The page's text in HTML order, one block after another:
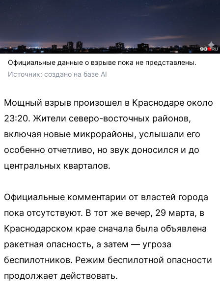
Официальные данные о взрыве пока не представлены.
Источник: создано на базе AI
Мощный взрыв произошел в Краснодаре около
23:20. Жители северо-восточных районов,
включая новые микрорайоны, услышали его
особенно отчетливо, но звук доносился и до
центральных кварталов.
Официальные комментарии от властей города
пока отсутствуют. В тот же вечер, 29 марта, в
Краснодарском крае сначала была объявлена
ракетная опасность, а затем — угроза
беспилотников. Режим беспилотной опасности
продолжает действовать.